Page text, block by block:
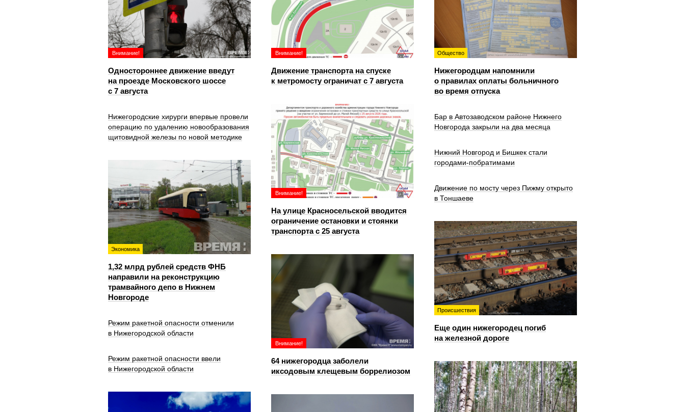
Внимание!
Одностороннее движение введут
на проезде Московского шоссе
с 7 августа
Внимание!
Движение транспорта на спуске
к метромосту ограничат с 7 августа
Общество
Нижегородцам напомнили
о правилах оплаты больничного
во время отпуска
Внимание!
На улице Красносельской вводится
ограничение остановки и стоянки
транспорта с 25 августа
Нижегородские хирурги впервые провели
операцию по удалению новообразования
щитовидной железы по новой методике
Бар в Автозаводском районе Нижнего
Новгорода закрыли на два месяца
Нижний Новгород и Бишкек стали
городами-побратимами
Экономика
1,32 млрд рублей средств ФНБ
направили на реконструкцию
трамвайного депо в Нижнем
Новгороде
Движение по мосту через Пижму открыто
в Тоншаеве
Происшествия
Еще один нижегородец погиб
на железной дороге
Внимание!
64 нижегородца заболели
иксодовым клещевым боррелиозом
Режим ракетной опасности отменили
в Нижегородской области
Режим ракетной опасности ввели
в Нижегородской области